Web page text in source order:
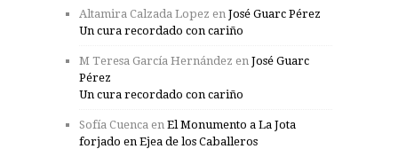
Altamira Calzada Lopez en José Guarc Pérez
Un cura recordado con cariño
M Teresa García Hernández en José Guarc
Pérez
Un cura recordado con cariño
Sofía Cuenca en El Monumento a La Jota
forjado en Ejea de los Caballeros